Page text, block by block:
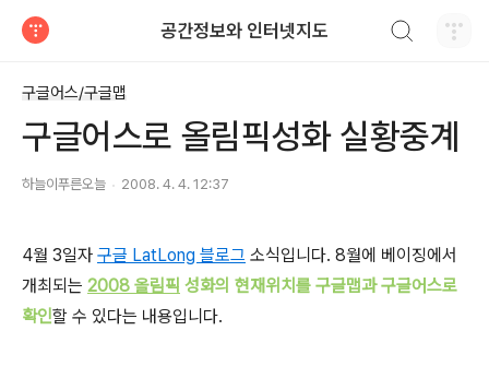
공간정보와 인터넷지도
구글어스/구글맵
구글어스로 올림픽성화 실황중계
하늘이푸른오늘 2008. 4. 4. 12:37
4월 3일자 구글 LatLong 블로그 소식입니다. 8월에 베이징에서
개최되는 2008 올림픽 성화의 현재위치를 구글맵과 구글어스로
확인할 수 있다는 내용입니다.